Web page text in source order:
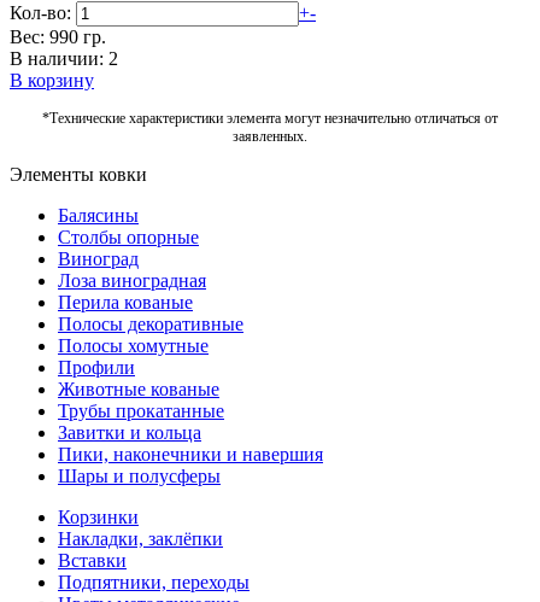
Кол-во: +-
Вес: 990 гр.
В наличии: 2
В корзину
*Технические характеристики элемента могут незначительно отличаться от
заявленных.
Элементы ковки
Балясины
Столбы опорные
Виноград
Лоза виноградная
Перила кованые
Полосы декоративные
Полосы хомутные
Профили
Животные кованые
Трубы прокатанные
Завитки и кольца
Пики, наконечники и навершия
Шары и полусферы
Корзинки
Накладки, заклёпки
Вставки
Подпятники, переходы